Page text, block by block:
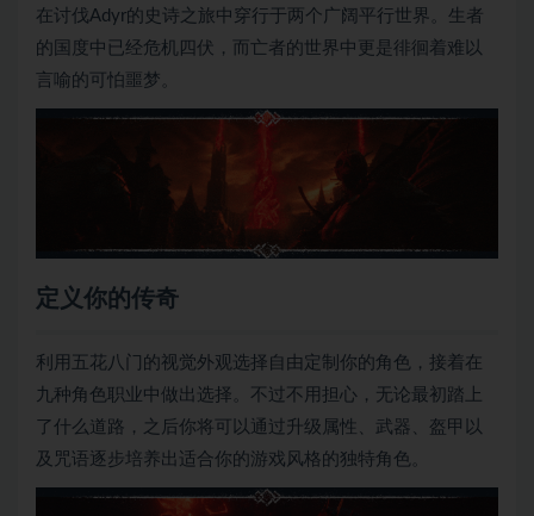
在讨伐Adyr的史诗之旅中穿行于两个广阔平行世界。生者
的国度中已经危机四伏，而亡者的世界中更是徘徊着难以
言喻的可怕噩梦。
定义你的传奇
利用五花八门的视觉外观选择自由定制你的角色，接着在
九种角色职业中做出选择。不过不用担心，无论最初踏上
了什么道路，之后你将可以通过升级属性、武器、盔甲以
及咒语逐步培养出适合你的游戏风格的独特角色。